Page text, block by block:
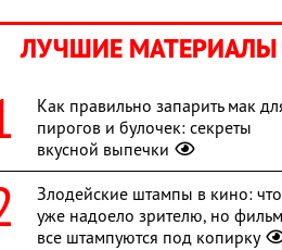
ЛУЧШИЕ МАТЕРИАЛЫ
Как правильно запарить мак
пирогов и булочек: секреты
вкусной выпечки
Злодейские штампы в кино: что
уже надоело зрителю, но
все штампуются под копирку